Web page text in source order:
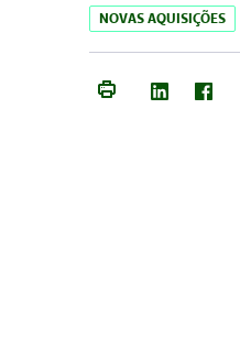
NOVAS AQUISIÇÕES